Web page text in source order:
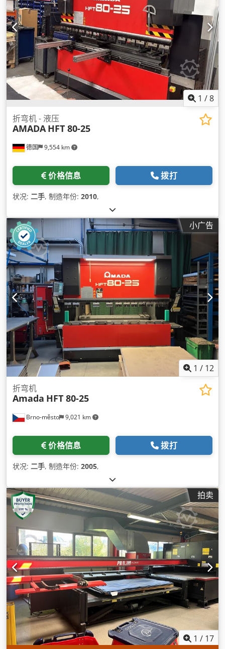
1 /8
德国 9,554 km
折弯机 - 液压
AMADA HFT 80-25
价格信息 拨打
状况: 二手, 制造年份: 2010,
小广告
1 / 12
Brno-město 9,021 km
折弯机
Amada HFT 80-25
价格信息 拨打
状况: 二手, 制造年份: 2005,
拍卖
1 / 17